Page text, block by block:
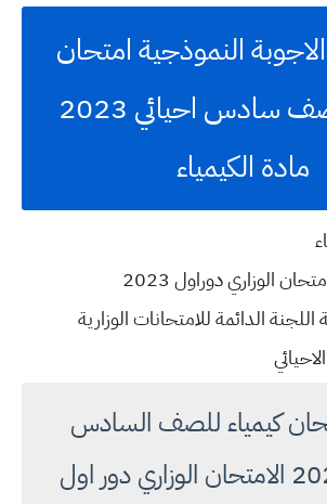
النموذجية امتحان
دور اول صف سادس احيائي 2023
مادة الكيمياء
الوزاري دوراول 2023
اللجنة الدائمة للامتحانات الوزارية
كيمياء للصف السادس